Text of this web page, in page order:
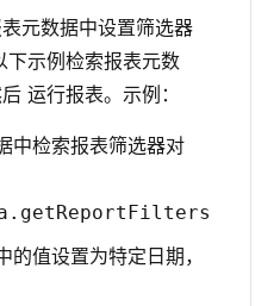
元数据中设置筛选器
下示例检索报表元数
运行报表。示例：
中检索报表筛选器对
值设置为特定日期，